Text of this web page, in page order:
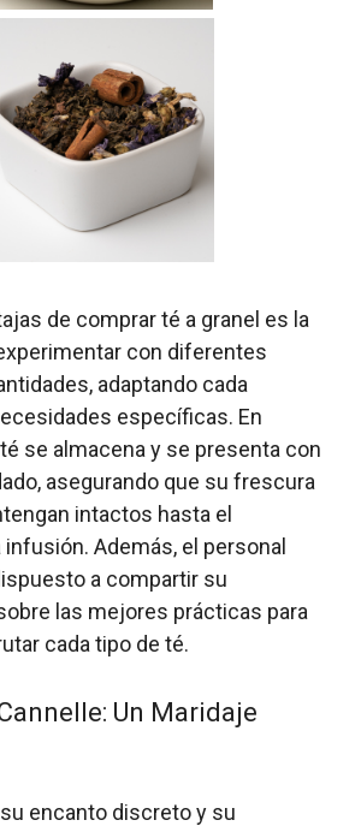
de comprar té a granel es la
con diferentes
adaptando cada
específicas. En
se almacena y se presenta con
asegurando que su frescura
intactos hasta el
Además, el personal
a compartir su
las mejores prácticas para
cada tipo de té.
Un Maridaje
encanto discreto y su